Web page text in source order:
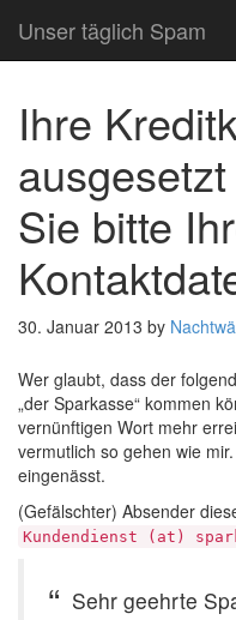
Unser täglich Spam
Ihre
Sie bitte
30. Januar 2013 by
Wer glaubt, dass der
„der Sparkasse“ kommen
vernünftigen Wort mehr
vermutlich so gehen wie
eingenässt.
(Gefälschter) Absender
Kundendienst (at)
Sehr geehrte